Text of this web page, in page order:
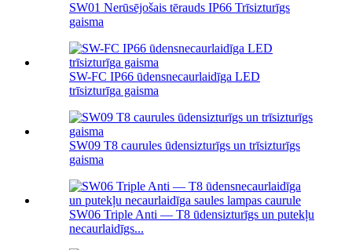
SW01 Nerūsējošais tērauds IP66 Trīsizturīgs
gaisma
SW-FC IP66 ūdensnecaurlaidīga LED
trīsizturīga gaisma
SW09 T8 caurules ūdensizturīgs un trīsizturīgs
gaisma
SW06 Triple Anti — T8 ūdensizturīgs un putekļu
necaurlaidīgs...